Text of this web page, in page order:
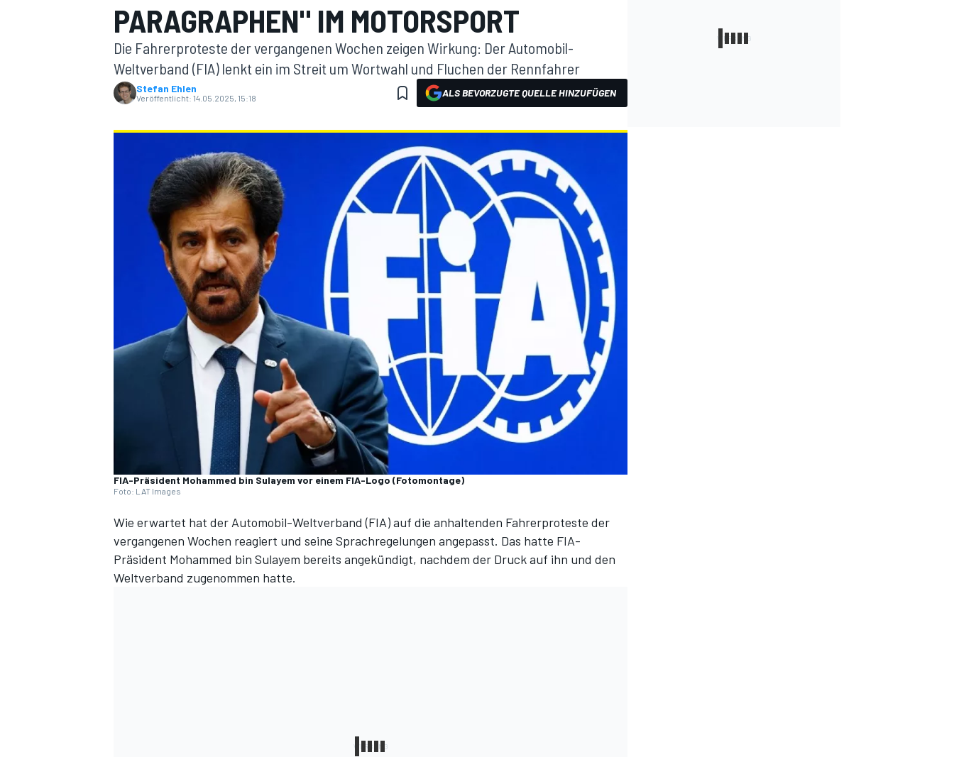
PARAGRAPHEN" IM MOTORSPORT
Die Fahrerproteste der vergangenen Wochen zeigen Wirkung: Der Automobil-
Weltverband (FIA) lenkt ein im Streit um Wortwahl und Fluchen der Rennfahrer
Stefan Ehlen
Veröffentlicht: 14.05.2025, 15:18 ALS BEVORZUGTE QUELLE HINZUFÜGEN
FIA-Präsident Mohammed bin Sulayem vor einem FIA-Logo (Fotomontage)
Foto: LAT Images
Wie erwartet hat der Automobil-Weltverband (FIA) auf die anhaltenden Fahrerproteste der
vergangenen Wochen reagiert und seine Sprachregelungen angepasst. Das hatte FIA-
Präsident Mohammed bin Sulayem bereits angekündigt, nachdem der Druck auf ihn und den
Weltverband zugenommen hatte.